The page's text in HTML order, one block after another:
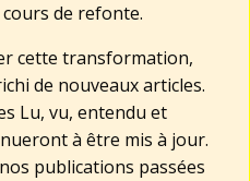
de refonte.
cette transformation,
de nouveaux articles.
Lu, vu, entendu et
à être mis à jour.
publications passées